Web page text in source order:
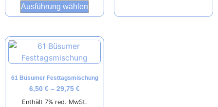
Ausführung wählen
61 Büsumer Festtagsmischung
6,50 € – 29,75 €
Enthält 7% red. MwSt.